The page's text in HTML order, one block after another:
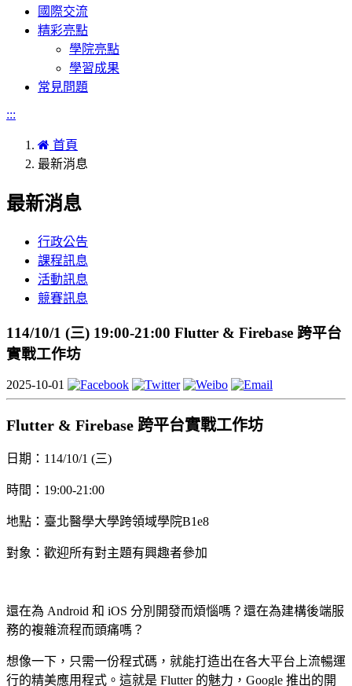
國際交流
精彩亮點
學院亮點
學習成果
常見問題
:::
首頁
最新消息
最新消息
行政公告
課程訊息
活動訊息
競賽訊息
114/10/1 (三) 19:00-21:00 Flutter & Firebase 跨平台
實戰工作坊
2025-10-01
Flutter & Firebase 跨平台實戰工作坊
日期：114/10/1 (三)
時間：19:00-21:00
地點：臺北醫學大學跨領域學院B1e8
對象：歡迎所有對主題有興趣者參加
還在為 Android 和 iOS 分別開發而煩惱嗎？還在為建構後端服
務的複雜流程而頭痛嗎？
想像一下，只需一份程式碼，就能打造出在各大平台上流暢運
行的精美應用程式。這就是 Flutter 的魅力，Google 推出的開